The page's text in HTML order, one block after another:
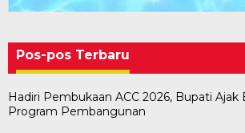
Pos-pos Terbaru
Hadiri Pembukaan ACC 2026, Bupati
Program Pembangunan